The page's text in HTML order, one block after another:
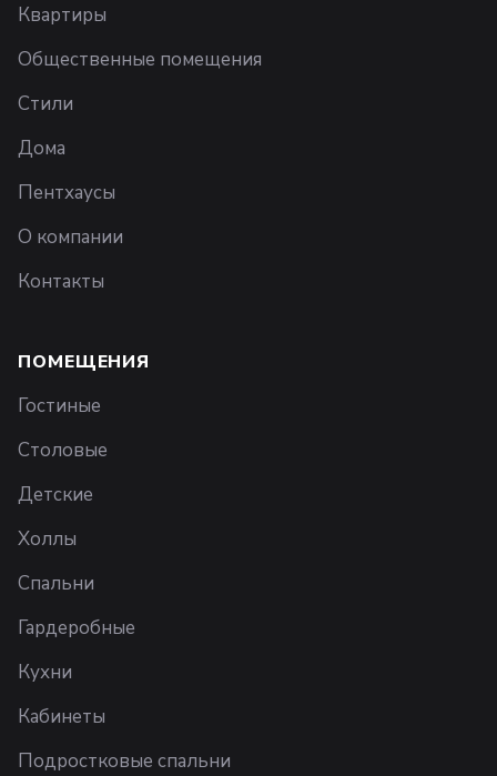
Квартиры
Общественные помещения
Стили
Дома
Пентхаусы
О компании
Контакты
ПОМЕЩЕНИЯ
Гостиные
Столовые
Детские
Холлы
Спальни
Гардеробные
Кухни
Кабинеты
Подростковые спальни